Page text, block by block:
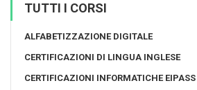
TUTTI I CORSI
ALFABETIZZAZIONE DIGITALE
CERTIFICAZIONI DI LINGUA INGLESE
CERTIFICAZIONI INFORMATICHE EIPASS